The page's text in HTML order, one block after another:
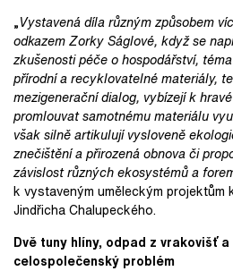
„Vystavená díla různým způsobem
odkazem Zorky Ságlové, když se
zkušenosti péče o hospodářství,
přírodní a recyklovatelné materiály,
mezigenerační dialog, vybízejí k
promlouvat samotnému materiálu
však silně artikulují vysloveně
znečištění a přirozená obnova či
závislost různých ekosystémů a
k vystaveným uměleckým
Jindřicha Chalupeckého.
Dvě tuny hlíny, odpad z vrakovišť
celospolečenský problém